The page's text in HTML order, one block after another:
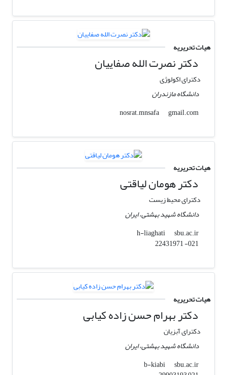
هیات تحریریه
دکتر نصرت الله صفاییان
دکترای اکولوژی
دانشگاه مازندران
nosrat.mnsafa
gmail.com
هیات تحریریه
دکتر هومان لیاقتی
دکترای محیط زیست
دانشگاه شهید بهشتی، ایران
h-liaghati
sbu.ac.ir
هیات تحریریه
دکتر بهرام حسن زاده کیابی
دکترای آبزیان
دانشگاه شهید بهشتی، ایران
b-kiabi
sbu.ac.ir